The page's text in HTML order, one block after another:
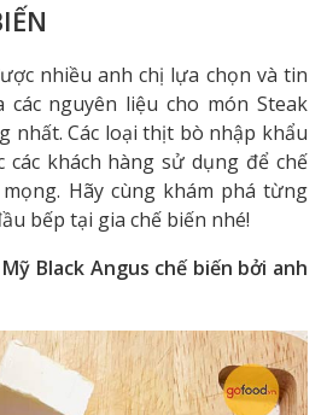
nhiều anh chị lựa chọn và tin
nguyên liệu cho món Steak
nhất. Các loại thịt bò nhập khẩu
khách hàng sử dụng để chế
Hãy cùng khám phá từng
bếp tại gia chế biến nhé!
Black Angus chế biến bởi anh